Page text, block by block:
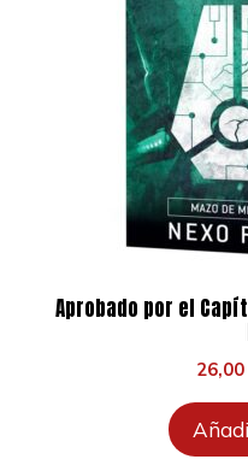
Aprobado por el
26,00